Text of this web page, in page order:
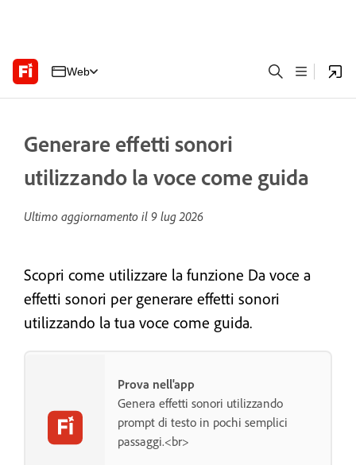
Web
Generare effetti sonori
utilizzando la voce come guida
Ultimo aggiornamento il 9 lug 2026
Scopri come utilizzare la funzione Da voce a
effetti sonori per generare effetti sonori
utilizzando la tua voce come guida.
Prova nell'app
Genera effetti sonori utilizzando
prompt di testo in pochi semplici
passaggi.<br>